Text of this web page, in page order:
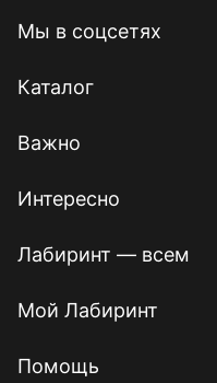
Мы в соцсетях
Каталог
Важно
Интересно
Лабиринт — всем
Мой Лабиринт
Помощь